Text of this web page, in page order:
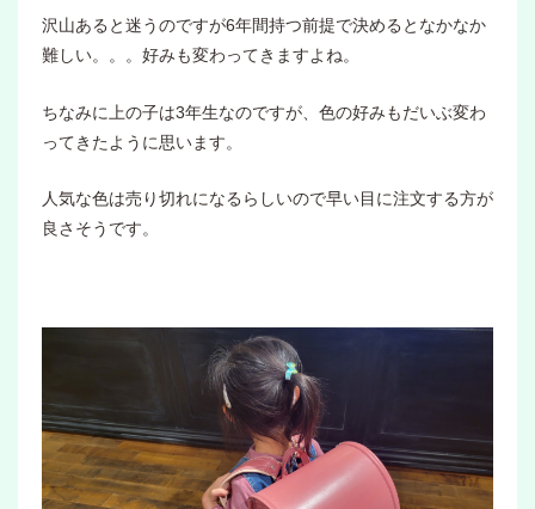
沢山あると迷うのですが6年間持つ前提で決めるとなかなか
難しい。。。好みも変わってきますよね。
ちなみに上の子は3年生なのですが、色の好みもだいぶ変わ
ってきたように思います。
人気な色は売り切れになるらしいので早い目に注文する方が
良さそうです。